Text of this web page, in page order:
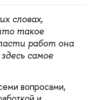
словах,
такое
работ она
самое
вопросами,